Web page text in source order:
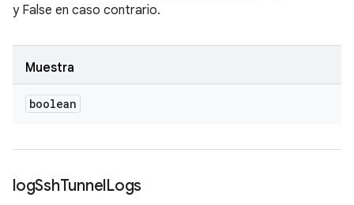
y False en caso contrario.
Muestra
boolean
logSshTunnelLogs